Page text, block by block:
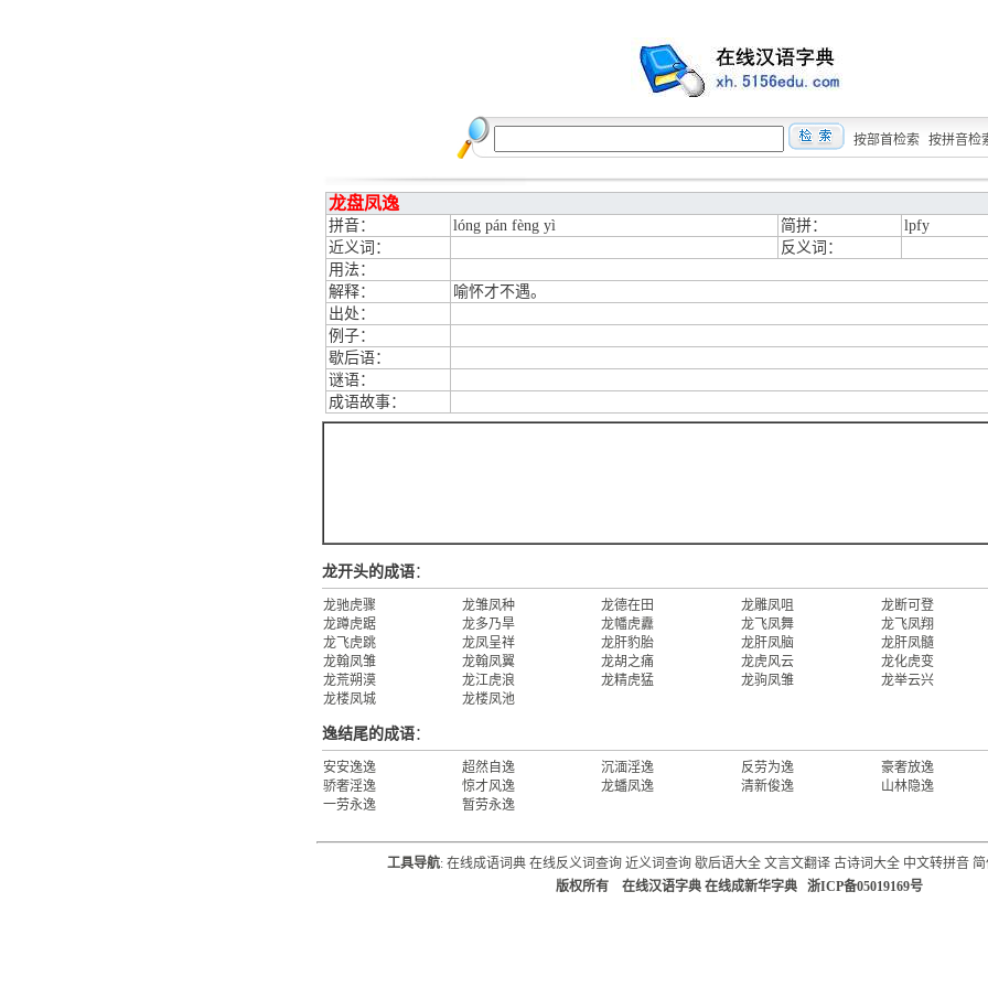
按部首检索 按拼音检
龙盘凤逸
拼音： lóng pán fèng yì 简拼：
lpfy
近义词：
反义词：
用法：
解释：
喻怀才不遇。
出处：
例子：
歇后语：
谜语：
成语故事：
龙开头的成语：
龙驰虎骤 龙雏凤种 龙德在田 龙雕凤咀
龙断可登
龙蹲虎踞
龙多乃旱 龙幡虎纛 龙飞凤舞
龙飞凤翔
龙飞虎跳
龙凤呈祥 龙肝豹胎 龙肝凤脑
龙肝凤髓
龙翰凤雏
龙翰凤翼 龙胡之痛 龙虎风云
龙化虎变
龙荒朔漠
龙江虎浪 龙精虎猛 龙驹凤雏
龙举云兴
龙楼凤城
龙楼凤池
逸结尾的成语：
安安逸逸 超然自逸 沉湎淫逸 反劳为逸
豪奢放逸
骄奢淫逸
惊才风逸 龙蟠凤逸 清新俊逸
山林隐逸
一劳永逸
暂劳永逸
工具导航: 在线成语词典 在线反义词查询 近义词查询 歇后语大全 文言文翻译 古诗词大全 中文转拼音
版权所有 在线汉语字典 在线成新华字典 浙ICP备05019169号